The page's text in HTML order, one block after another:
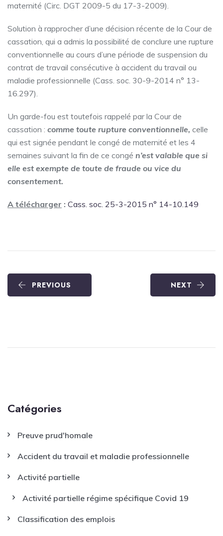
maternité (Circ. DGT 2009-5 du 17-3-2009).
Solution à rapprocher d’une décision récente de la Cour de
cassation, qui a admis la possibilité de conclure une rupture
conventionnelle au cours d’une période de suspension du
contrat de travail consécutive à accident du travail ou
maladie professionnelle (Cass. soc. 30-9-2014 n° 13-
16.297).
Un garde-fou est toutefois rappelé par la Cour de
cassation : comme toute rupture conventionnelle, celle
qui est signée pendant le congé de maternité et les 4
semaines suivant la fin de ce congé n’est valable que si
elle est exempte de toute de fraude ou vice du
consentement.
A télécharger : Cass. soc. 25-3-2015 n° 14-10.149
PREVIOUS NEXT
Catégories
Preuve prud'homale
Accident du travail et maladie professionnelle
Activité partielle
Activité partielle régime spécifique Covid 19
Classification des emplois